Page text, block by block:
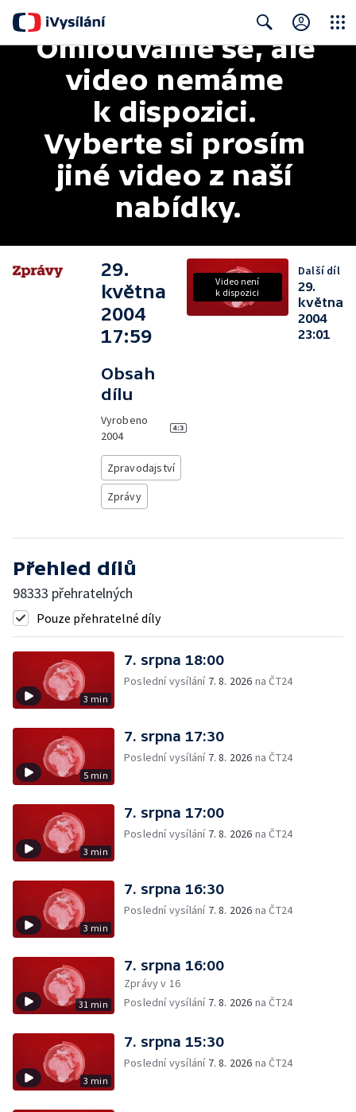
Search
Omlouváme se, ale
video nemáme
k dispozici.
Vyberte si prosím
jiné video z naší
nabídky.
29.
května
2004
17:59
Obsah
dílu
Vyrobeno
2004
Zpravodajství
Zprávy
Video není
k dispozici
Další díl
29.
května
2004
23:01
Přehled dílů
98333 přehratelných
Pouze přehratelné díly
3 min
7. srpna 18:00
Poslední vysílání 7. 8. 2026 na ČT24
5 min
7. srpna 17:30
Poslední vysílání 7. 8. 2026 na ČT24
3 min
7. srpna 17:00
Poslední vysílání 7. 8. 2026 na ČT24
3 min
7. srpna 16:30
Poslední vysílání 7. 8. 2026 na ČT24
31 min
7. srpna 16:00
Zprávy v 16
Poslední vysílání 7. 8. 2026 na ČT24
3 min
7. srpna 15:30
Poslední vysílání 7. 8. 2026 na ČT24